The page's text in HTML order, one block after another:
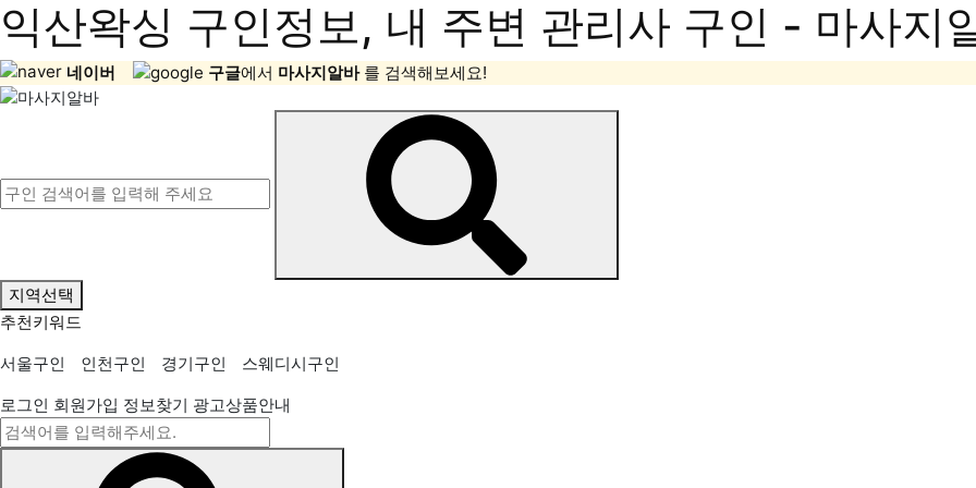
익산왁싱 구인정보, 내 주변 관리사 구인 - 마사지
네이버 구글에서 마사지알바 를 검색해보세요!
지역선택
추천키워드
서울구인
인천구인 경기구인
스웨디시구인
로그인 회원가입 정보찾기 광고상품안내